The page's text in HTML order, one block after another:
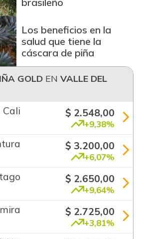
Los beneficios en la
salud que tiene la
cáscara de piña
GOLDEN VALLE DEL
Cali $ 2.548,00
+9,38%
$ 3.200,00
+6,07%
$ 2.650,00
+9,64%
$ 2.725,00
+3,81%